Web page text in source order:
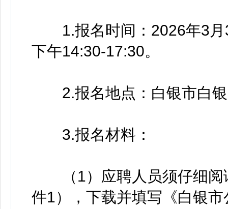
1.报名时间：2026年3月
下午14:30-17:30。
2.报名地点：白银市白银
3.报名材料：
（1）应聘人员须仔细阅
件1），下载并填写《白银